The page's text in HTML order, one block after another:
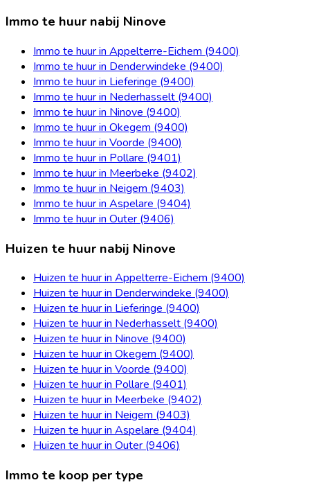
Immo te huur nabij Ninove
Immo te huur in Appelterre-Eichem (9400)
Immo te huur in Denderwindeke (9400)
Immo te huur in Lieferinge (9400)
Immo te huur in Nederhasselt (9400)
Immo te huur in Ninove (9400)
Immo te huur in Okegem (9400)
Immo te huur in Voorde (9400)
Immo te huur in Pollare (9401)
Immo te huur in Meerbeke (9402)
Immo te huur in Neigem (9403)
Immo te huur in Aspelare (9404)
Immo te huur in Outer (9406)
Huizen te huur nabij Ninove
Huizen te huur in Appelterre-Eichem (9400)
Huizen te huur in Denderwindeke (9400)
Huizen te huur in Lieferinge (9400)
Huizen te huur in Nederhasselt (9400)
Huizen te huur in Ninove (9400)
Huizen te huur in Okegem (9400)
Huizen te huur in Voorde (9400)
Huizen te huur in Pollare (9401)
Huizen te huur in Meerbeke (9402)
Huizen te huur in Neigem (9403)
Huizen te huur in Aspelare (9404)
Huizen te huur in Outer (9406)
Immo te koop per type